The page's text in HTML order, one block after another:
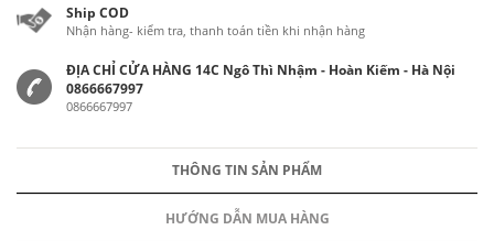
Ship COD
Nhận hàng- kiểm tra, thanh toán tiền khi nhận hàng
ĐỊA CHỈ CỬA HÀNG 14C Ngô Thì Nhậm - Hoàn Kiếm - Hà Nội
0866667997
0866667997
THÔNG TIN SẢN PHẨM
HƯỚNG DẪN MUA HÀNG